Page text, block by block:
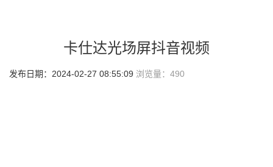
卡仕达光场屏抖音视频
发布日期：2024-02-27 08:55:09 浏览量： 490